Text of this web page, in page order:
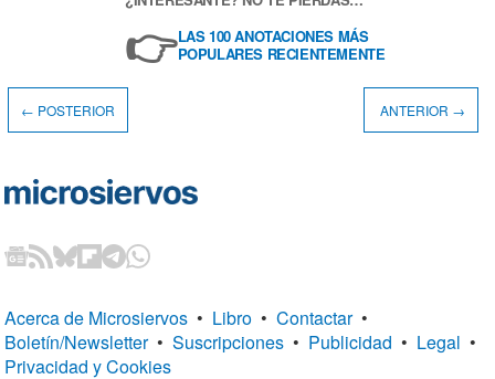
👉LAS 100 ANOTACIONES MÁS
POPULARES RECIENTEMENTE
← POSTERIOR ANTERIOR →
Acerca de Microsiervos • Libro • Contactar •
Boletín/Newsletter • Suscripciones • Publicidad • Legal •
Privacidad y Cookies